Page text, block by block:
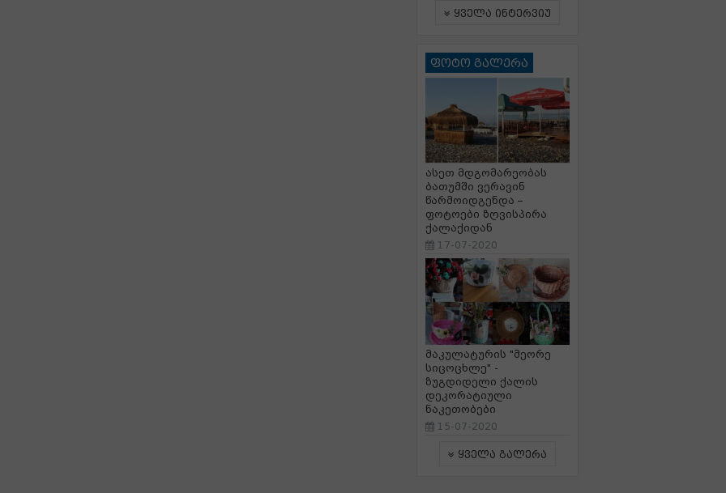
ყველა ინტერვიუ
ფოტო გალერა
ასეთ მდგომარეობას
ბათუმში ვერავინ
წარმოიდგენდა –
ფოტოები ზღვისპირა
ქალაქიდან
17-07-2020
მაკულატურის "მეორე
სიცოცხლე" -
ზუგდიდელი ქალის
დეკორატიული
ნაკეთობები
15-07-2020
ყველა გალერა